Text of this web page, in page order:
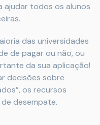
ajudar todos os alunos
das universidades
de pagar ou não, ou
da sua aplicação!
decisões sobre
os recursos
desempate.